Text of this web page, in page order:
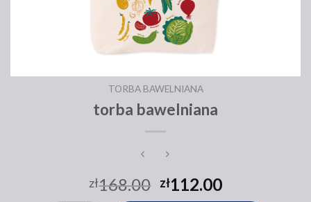
TORBA BAWELNIANA
torba bawelniana
zł168.00 zł112.00